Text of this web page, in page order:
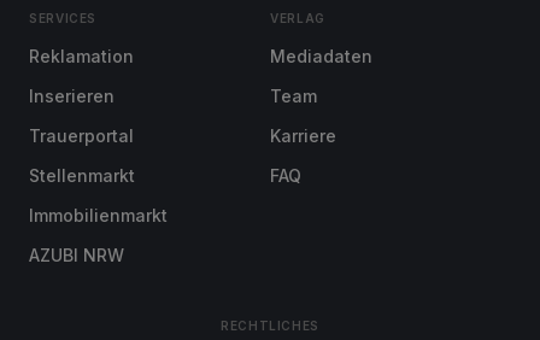
SERVICES
Reklamation
Inserieren
Trauerportal
Stellenmarkt
Immobilienmarkt
AZUBI NRW
VERLAG
Mediadaten
Team
Karriere
FAQ
RECHTLICHES